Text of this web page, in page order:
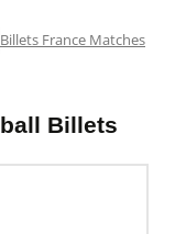
Billets France Matches